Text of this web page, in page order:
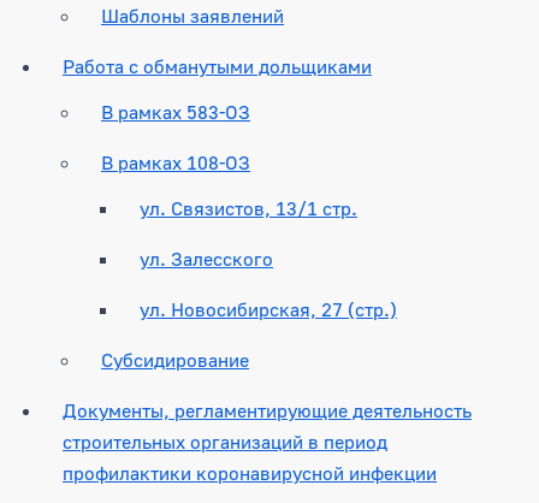
Шаблоны заявлений
Работа с обманутыми дольщиками
В рамках 583-ОЗ
В рамках 108-ОЗ
ул. Связистов, 13/1 стр.
ул. Залесского
ул. Новосибирская, 27 (стр.)
Субсидирование
Документы, регламентирующие деятельность
строительных организаций в период
профилактики коронавирусной инфекции